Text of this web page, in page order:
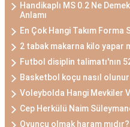
Handikaplı MS 0.2 Ne
Anlamı
En Çok Hangi Takım Forma
2 tabak makarna kilo yapar
Futbol disiplin talimatı'nın
Basketbol koçu nasıl olunur
Voleybolda Hangi Mevkiler
Cep Herkülü Naim
Oyuncu olmak haram mıdır?